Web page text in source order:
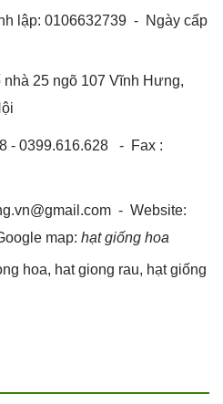
lập: 0106632739 - Ngày cấp
25 ngõ 107 Vĩnh Hưng,
- 0399.616.628 - Fax :
- Website:
map: hạt giống hoa
hoa, hat giong rau, hạt giống